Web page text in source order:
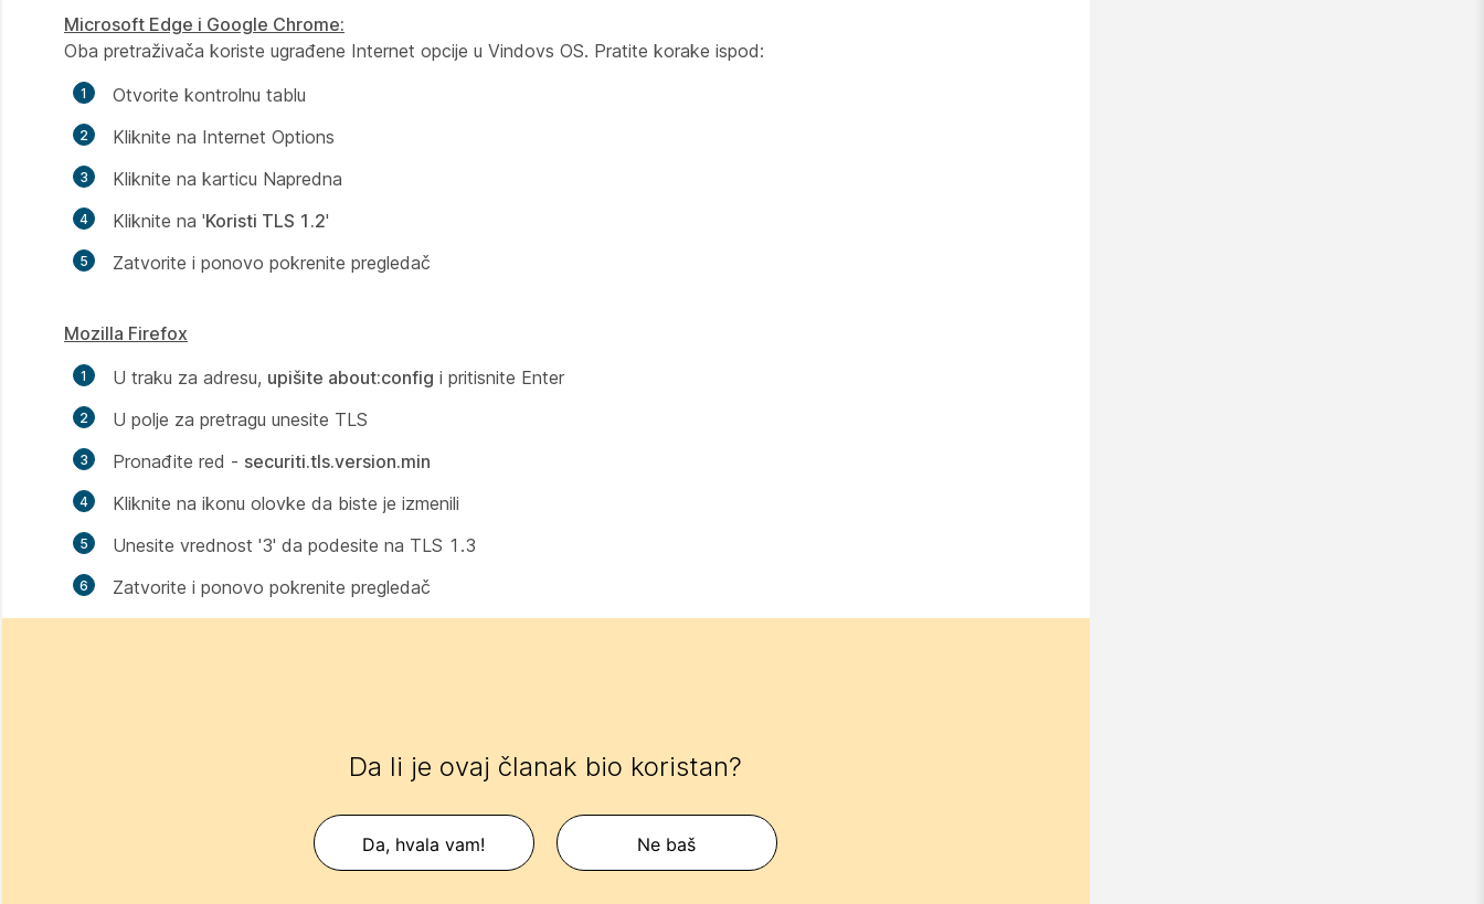
Microsoft Edge i Google Chrome:
Oba pretraživača koriste ugrađene Internet opcije u Vindovs OS. Pratite korake ispod:
Otvorite kontrolnu tablu
Kliknite na Internet Options
Kliknite na karticu Napredna
Kliknite na 'Koristi TLS 1.2'
Zatvorite i ponovo pokrenite pregledač
Mozilla Firefox
U traku za adresu, upišite about:config i pritisnite Enter
U polje za pretragu unesite TLS
Pronađite red - securiti.tls.version.min
Kliknite na ikonu olovke da biste je izmenili
Unesite vrednost '3' da podesite na TLS 1.3
Zatvorite i ponovo pokrenite pregledač
Da li je ovaj članak bio koristan?
Da, hvala vam! Ne baš